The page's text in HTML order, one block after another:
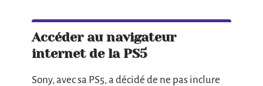
Accéder au navigateur
internet de la PS5
Sony, avec sa PS5, a décidé de ne pas inclure